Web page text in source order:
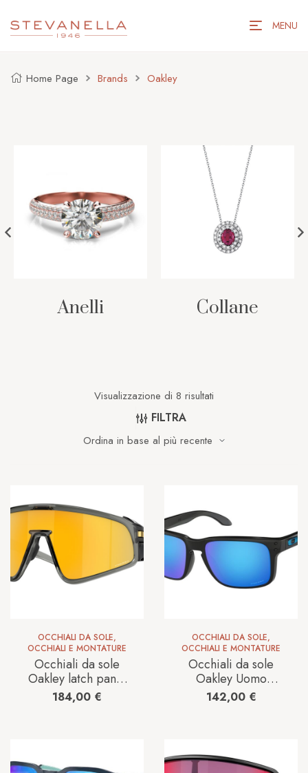
MENU
Home Page Brands Oakley
Visualizzazione di 8 risultati
FILTRA
OCCHIALI DA SOLE,
OCCHIALI E MONTATURE
Occhiali da sole
Oakley latch panel
0OO9404 35
940405
184,00 €
OCCHIALI DA SOLE,
OCCHIALI E MONTATURE
Occhiali da sole
Oakley Uomo
0OO9102 55
9102F5
142,00 €